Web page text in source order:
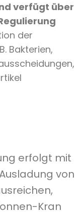
verfügt über
der
Bakterien,
erfolgt mit
von
Kran